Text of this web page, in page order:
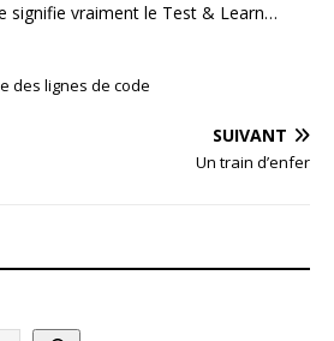
signifie vraiment le Test & Learn…
des lignes de code
SUIVANT
Un train d’enfer